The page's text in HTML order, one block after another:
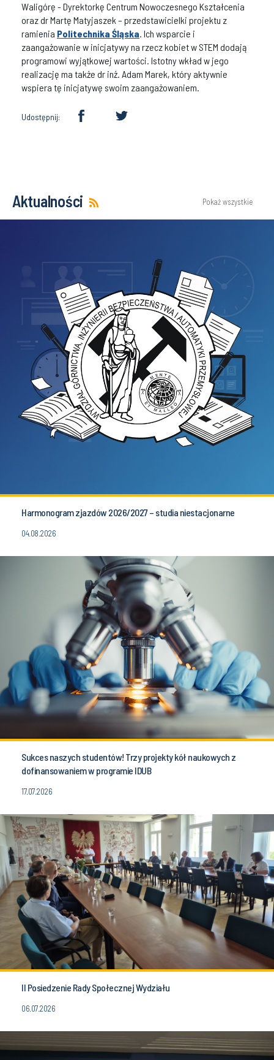
Waligórę - Dyrektorkę Centrum Nowoczesnego Kształcenia
oraz dr Martę Matyjaszek – przedstawicielki projektu z
ramienia Politechnika Śląska. Ich wsparcie i
zaangażowanie w inicjatywy na rzecz kobiet w STEM dodają
programowi wyjątkowej wartości. Istotny wkład w jego
realizację ma także dr inż. Adam Marek, który aktywnie
wspiera tę inicjatywę swoim zaangażowaniem.
Udostępnij:
Aktualności Pokaż wszystkie
Harmonogram zjazdów 2026/2027 – studia niestacjonarne
04.08.2026
Sukces naszych studentów! Trzy projekty kół naukowych z
dofinansowaniem w programie IDUB
17.07.2026
II Posiedzenie Rady Społecznej Wydziału
06.07.2026